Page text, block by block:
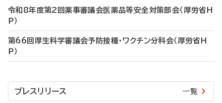
令和8年度第2回薬事審議会医薬品等安全対策部会（厚労省H
P）
第66回厚生科学審議会予防接種・ワクチン分科会（厚労省H
P）
プレスリリース 一覧